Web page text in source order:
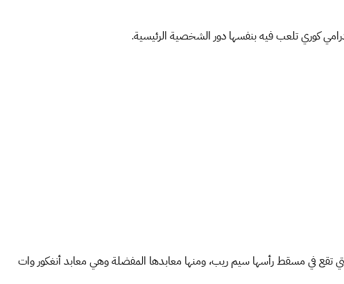
كوري تلعب فيه بنفسها دور الشخصية الرئيسية.
تقع في مسقط رأسها سيم ريب، ومنها معابدها المفضلة وهي معابد أنغكور وات